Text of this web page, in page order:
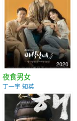
2020
夜食男女
丁一宇 知英